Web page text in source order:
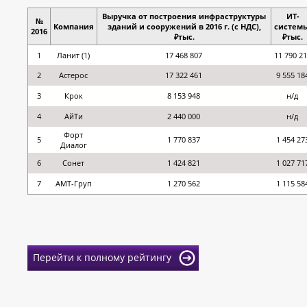
№
2016
Компания
Выручка от построения инфраструктуры
зданий и сооружений в 2016 г. (с НДС),
₽тыс.
ИТ-
₽тыс.
1
Ланит (1) 17 468 807
11 790
2
Астерос 17 322 461
9 555
3
Крок 8 153 948
н/д
4
АйТи 2 440 000 н/д
5
Форт
Диалог
1 770 837 1 454
6 Сонет 1 424 821
1 027
7
АМТ-Груп 1 270 562 1 115
Перейти к полному рейтингу